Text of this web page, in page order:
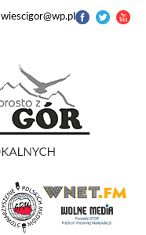
wiescigor@wp.pl